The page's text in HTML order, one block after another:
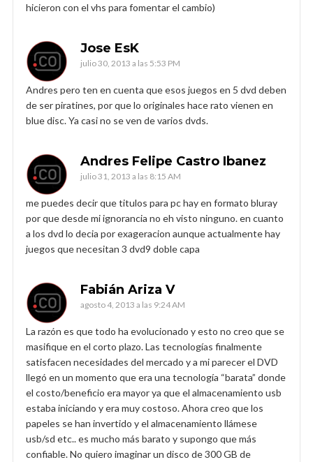
hicieron con el vhs para fomentar el cambio)
Jose EsK
julio 30, 2013 a las 5:53 PM
Andres pero ten en cuenta que esos juegos en 5 dvd deben
de ser piratines, por que lo originales hace rato vienen en
blue disc. Ya casi no se ven de varios dvds.
Andres Felipe Castro Ibanez
julio 31, 2013 a las 8:15 AM
me puedes decir que titulos para pc hay en formato bluray
por que desde mi ignorancia no eh visto ninguno. en cuanto
a los dvd lo decia por exageracion aunque actualmente hay
juegos que necesitan 3 dvd9 doble capa
Fabián Ariza V
agosto 4, 2013 a las 9:24 AM
La razón es que todo ha evolucionado y esto no creo que se
masifique en el corto plazo. Las tecnologías finalmente
satisfacen necesidades del mercado y a mi parecer el DVD
llegó en un momento que era una tecnología “barata” donde
el costo/beneficio era mayor ya que el almacenamiento usb
estaba iniciando y era muy costoso. Ahora creo que los
papeles se han invertido y el almacenamiento llámese
usb/sd etc.. es mucho más barato y supongo que más
confiable. No quiero imaginar un disco de 300 GB de